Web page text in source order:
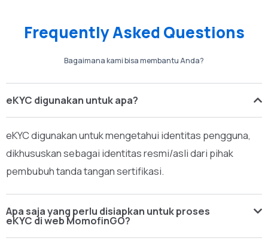
Frequently Asked Questions
Bagaimana kami bisa membantu Anda?
eKYC digunakan untuk apa?
eKYC digunakan untuk mengetahui identitas pengguna,
dikhususkan sebagai identitas resmi/asli dari pihak
pembubuh tanda tangan sertifikasi.
Apa saja yang perlu disiapkan untuk proses
eKYC di web MomofinGO?